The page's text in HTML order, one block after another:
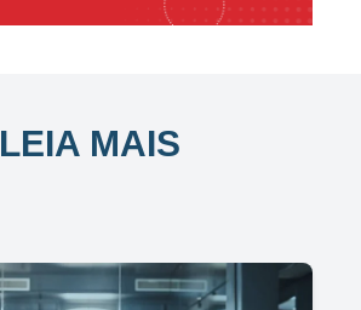
LEIA MAIS